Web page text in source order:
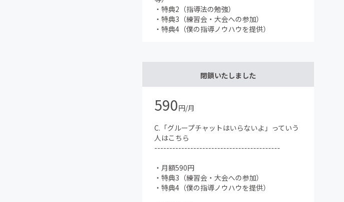
・特典2（指導法の勉強）
・特典3（練習会・大会への参加）
・特典4（僕の指導ノウハウを提供）
閉鎖いたしました
590円/月
C.「グループチャットはいらないよ」っていう
人はこちら
------------------------------------------
・月額590円
・特典3（練習会・大会への参加）
・特典4（僕の指導ノウハウを提供）